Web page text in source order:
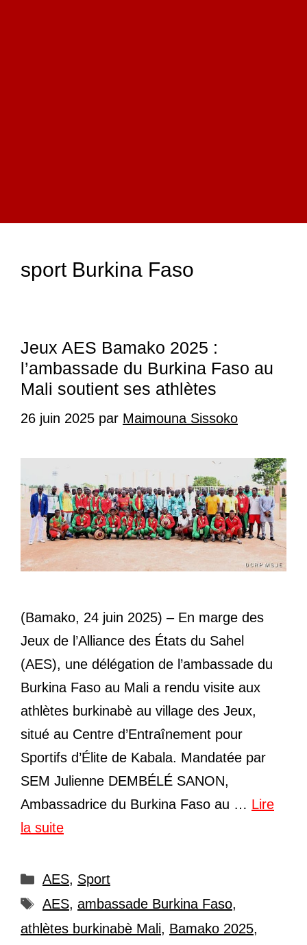
sport Burkina Faso
Jeux AES Bamako 2025 :
l’ambassade du Burkina Faso au
Mali soutient ses athlètes
26 juin 2025 par Maimouna Sissoko
(Bamako, 24 juin 2025) – En marge des
Jeux de l’Alliance des États du Sahel
(AES), une délégation de l’ambassade du
Burkina Faso au Mali a rendu visite aux
athlètes burkinabè au village des Jeux,
situé au Centre d’Entraînement pour
Sportifs d’Élite de Kabala. Mandatée par
SEM Julienne DEMBÉLÉ SANON,
Ambassadrice du Burkina Faso au … Lire
la suite
Catégories
AES, Sport
Étiquettes
AES, ambassade Burkina Faso,
athlètes burkinabè Mali, Bamako 2025,